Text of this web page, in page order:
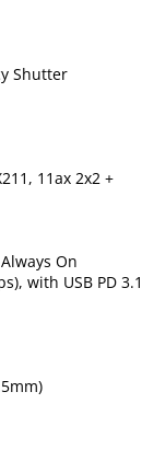
Shutter
11ax 2x2 +
On
with USB PD 3.1